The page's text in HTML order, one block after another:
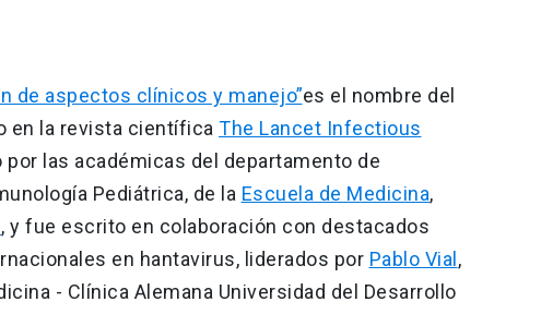
de aspectos clínicos y manejo”es el nombre del
en la revista científica The Lancet Infectious
las académicas del departamento de
Pediátrica, de la Escuela de Medicina,
, y fue escrito en colaboración con destacados
en hantavirus, liderados por Pablo Vial ,
- Clínica Alemana Universidad del Desarrollo